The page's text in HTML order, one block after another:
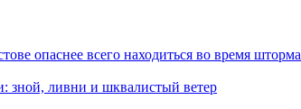
опаснее всего находиться во время шторма
зной, ливни и шквалистый ветер